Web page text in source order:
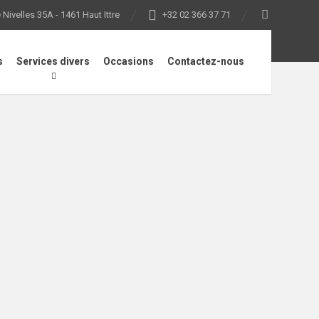
35A - 1461 Haut Ittre +32 02 366 37 71
Services divers Occasions Contactez-nous